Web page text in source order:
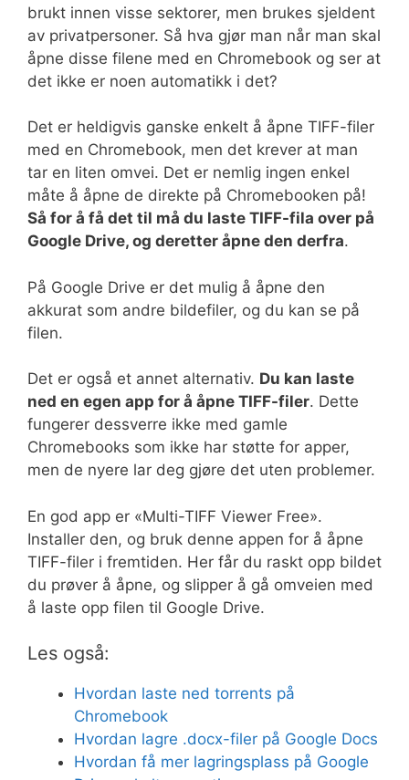
brukt innen visse sektorer, men brukes sjeldent
av privatpersoner. Så hva gjør man når man skal
åpne disse filene med en Chromebook og ser at
det ikke er noen automatikk i det?
Det er heldigvis ganske enkelt å åpne TIFF-filer
med en Chromebook, men det krever at man
tar en liten omvei. Det er nemlig ingen enkel
måte å åpne de direkte på Chromebooken på!
Så for å få det til må du laste TIFF-fila over på
Google Drive, og deretter åpne den derfra.
På Google Drive er det mulig å åpne den
akkurat som andre bildefiler, og du kan se på
filen.
Det er også et annet alternativ. Du kan laste
ned en egen app for å åpne TIFF-filer. Dette
fungerer dessverre ikke med gamle
Chromebooks som ikke har støtte for apper,
men de nyere lar deg gjøre det uten problemer.
En god app er «Multi-TIFF Viewer Free».
Installer den, og bruk denne appen for å åpne
TIFF-filer i fremtiden. Her får du raskt opp bildet
du prøver å åpne, og slipper å gå omveien med
å laste opp filen til Google Drive.
Les også:
Hvordan laste ned torrents på
Chromebook
Hvordan lagre .docx-filer på Google Docs
Hvordan få mer lagringsplass på Google